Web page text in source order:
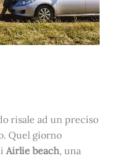
risale ad un preciso
Quel giorno
Airlie beach, una